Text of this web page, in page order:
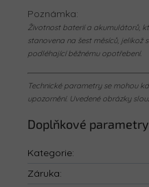
Poznámka:
Životnost baterií a akumulátorů,
stanovena na šest měsíců, jelikož
podléhající běžnému opotřebení.
Technické parametry se mohou
upozornění. Uvedené obrázky
Doplňkové parametry
Kategorie:
Záruka: